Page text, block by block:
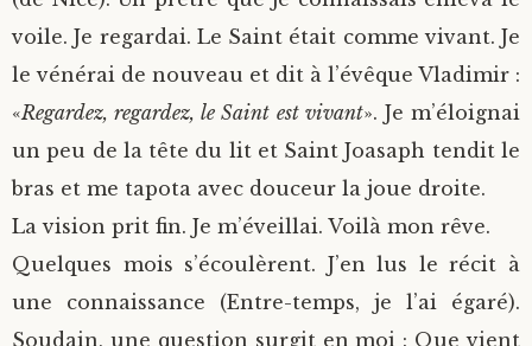
voile. Je regardai. Le Saint était comme vivant. Je
le vénérai de nouveau et dit à l’évêque Vladimir :
«Regardez, regardez, le Saint est vivant». Je m’éloignai
un peu de la tête du lit et Saint Joasaph tendit le
bras et me tapota avec douceur la joue droite.
La vision prit fin. Je m’éveillai. Voilà mon rêve.
Quelques mois s’écoulèrent. J’en lus le récit à
une connaissance (Entre-temps, je l’ai égaré).
Soudain, une question surgit en moi : Que vient